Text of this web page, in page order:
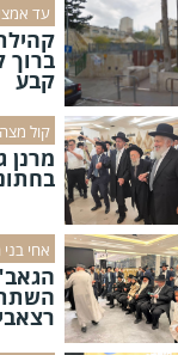
עד
ברוך
קבע
קול
מרנן
אחי בני
רצאבי